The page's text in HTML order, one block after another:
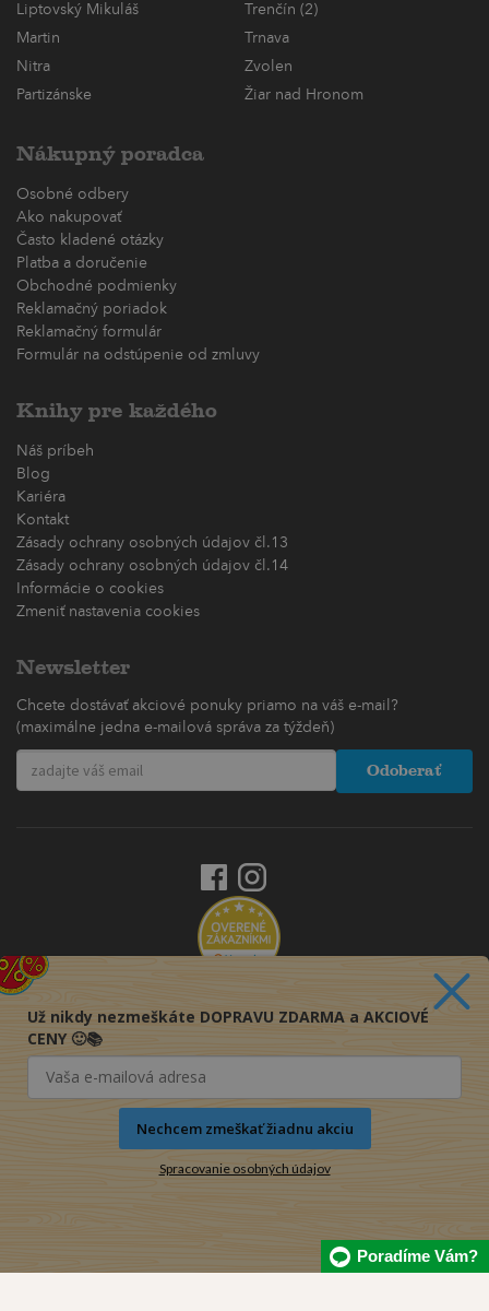
Liptovský Mikuláš
Trenčín (2)
Martin
Trnava
Nitra
Zvolen
Partizánske
Žiar nad Hronom
Nákupný poradca
Osobné odbery
Ako nakupovať
Často kladené otázky
Platba a doručenie
Obchodné podmienky
Reklamačný poriadok
Reklamačný formulár
Formulár na odstúpenie od zmluvy
Knihy pre každého
Náš príbeh
Blog
Kariéra
Kontakt
Zásady ochrany osobných údajov čl.13
Zásady ochrany osobných údajov čl.14
Informácie o cookies
Zmeniť nastavenia cookies
Newsletter
Chcete dostávať akciové ponuky priamo na váš e-mail?
(maximálne jedna e-mailová správa za týždeň)
Odoberať
Poradíme Vám?
Už nikdy nezmeškáte DOPRAVU ZDARMA a AKCIOVÉ
CENY 🙂📚
Nechcem zmeškať žiadnu akciu
Spracovanie osobných údajov